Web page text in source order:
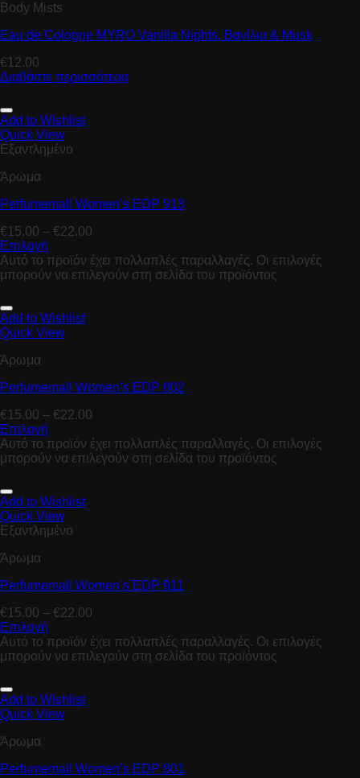
Body Mists
Eau de Cologne MYRO Vanilla Nights, Bανίλια & Μusk
€12.00
Διαβάστε περισσότερα
Add to Wishlist
Quick View
Εξαντλημένο
Άρωμα
Perfumemall Women’s EDP 913
€15.00 – €22.00
Επιλογή
Αυτό το προϊόν έχει πολλαπλές παραλλαγές. Οι επιλογές
μπορούν να επιλεγούν στη σελίδα του προϊόντος
Add to Wishlist
Quick View
Άρωμα
Perfumemall Women’s EDP 802
€15.00 – €22.00
Επιλογή
Αυτό το προϊόν έχει πολλαπλές παραλλαγές. Οι επιλογές
μπορούν να επιλεγούν στη σελίδα του προϊόντος
Add to Wishlist
Quick View
Εξαντλημένο
Άρωμα
Perfumemall Women’s EDP 911
€15.00 – €22.00
Επιλογή
Αυτό το προϊόν έχει πολλαπλές παραλλαγές. Οι επιλογές
μπορούν να επιλεγούν στη σελίδα του προϊόντος
Add to Wishlist
Quick View
Άρωμα
Perfumemall Women’s EDP 801